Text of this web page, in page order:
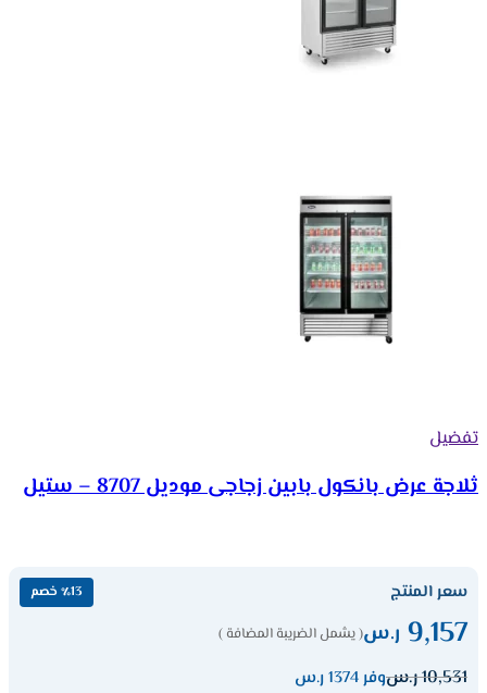
تفضيل
ثلاجة عرض بانكول بابين زجاجى موديل 8707 – ستيل
سعر المنتج ٪13 خصم
9,157 ر.س( يشمل الضريبة المضافة )
10,531ر.سوفر 1374 ر.س